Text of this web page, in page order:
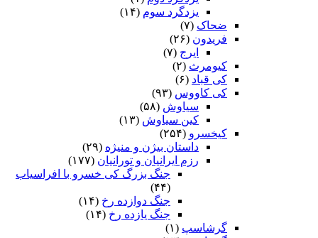
یزدگرد سوم (۱۴)
ضحاک (۷)
فریدون (۲۶)
ایرج (۷)
کیومرث (۲)
کی قباد (۶)
کی کاووس (۹۳)
سیاوش (۵۸)
کین سیاوش (۱۳)
کیخسرو (۲۵۴)
داستان بیژن و منیژه (۲۹)
رزم ایرانیان و تورانیان (۱۷۷)
جنگ بزرگ کی خسرو با افراسیاب
(۴۴)
جنگ دوازده رخ (۱۴)
جنگ یازده رخ (۱۴)
گرشاسپ (۱)